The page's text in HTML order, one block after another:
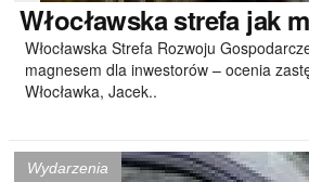
Włocławskastrefa jak
Włocławska Strefa Rozwoju
magnesem dla inwestorów – ocenia
Włocławka, Jacek..
Wydarzenia